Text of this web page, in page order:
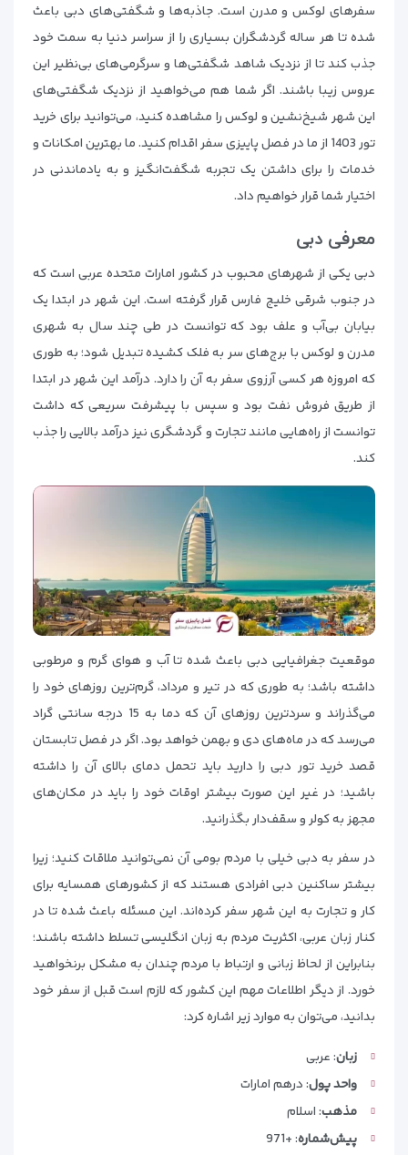
سفرهای لوکس و مدرن است. جاذبه‌ها و شگفتی‌های دبی باعث
شده تا هر ساله گردشگران بسیاری را از سراسر دنیا به سمت خود
جذب کند تا از نزدیک شاهد شگفتی‌ها و سرگرمی‌های بی‌نظیر این
عروس زیبا باشند. اگر شما هم می‌خواهید از نزدیک شگفتی‌های
این شهر شیخ‌نشین و لوکس را مشاهده کنید، می‌توانید برای خرید
تور 1403 از ما در فصل پاییزی سفر اقدام کنید. ما بهترین امکانات و
خدمات را برای داشتن یک تجربه شگفت‌انگیز و به یادماندنی در
اختیار شما قرار خواهیم داد.
معرفی دبی
دبی یکی از شهرهای محبوب در کشور امارات متحده عربی است که
در جنوب شرقی خلیج فارس قرار گرفته است. این شهر در ابتدا یک
بیابان بی‌آب و علف بود که توانست در طی چند سال به شهری
مدرن و لوکس با برج‌های سر به فلک کشیده تبدیل شود؛ به طوری
که امروزه هر کسی آرزوی سفر به آن را دارد. درآمد این شهر در ابتدا
از طریق فروش نفت بود و سپس با پیشرفت سریعی که داشت
توانست از راه‌هایی مانند تجارت و گردشگری نیز درآمد بالایی را جذب
کند.
موقعیت جغرافیایی دبی باعث شده تا آب و هوای گرم و مرطوبی
داشته باشد؛ به طوری که در تیر و مرداد، گرم‌ترین روزهای خود را
می‌گذراند و سردترین روزهای آن که دما به 15 درجه سانتی گراد
می‌رسد که در ماه‌های دی و بهمن خواهد بود. اگر در فصل تابستان
قصد خرید تور دبی را دارید باید تحمل دمای بالای آن را داشته
باشید؛ در غیر این صورت بیشتر اوقات خود را باید در مکان‌های
مجهز به کولر و سقف‌دار بگذرانید.
در سفر به دبی خیلی با مردم بومی آن نمی‌توانید ملاقات کنید؛ زیرا
بیشتر ساکنین دبی افرادی هستند که از کشورهای همسایه برای
کار و تجارت به این شهر سفر کرده‌اند. این مسئله باعث شده تا در
کنار زبان عربی، اکثریت مردم به زبان انگلیسی تسلط داشته باشند؛
بنابراین از لحاظ زبانی و ارتباط با مردم چندان به مشکل برنخواهید
خورد. از دیگر اطلاعات مهم این کشور که لازم است قبل از سفر خود
بدانید، می‌توان به موارد زیر اشاره کرد:
زبان: عربی
واحد پول: درهم امارات
مذهب: اسلام
پیش‌شماره: +971